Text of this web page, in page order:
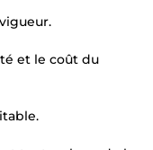
et le coût du